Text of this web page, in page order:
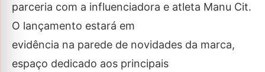
parceria com a influenciadora e atleta Manu Cit.
O lançamento estará em
evidência na parede de novidades da marca,
espaço dedicado aos principais